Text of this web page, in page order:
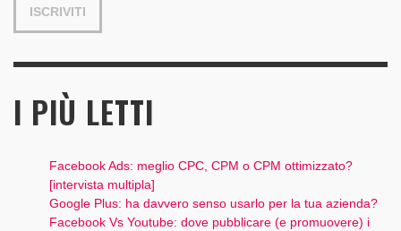
I PIÙ LETTI
Facebook Ads: meglio CPC, CPM o CPM ottimizzato?
[intervista multipla]
Google Plus: ha davvero senso usarlo per la tua azienda?
Facebook Vs Youtube: dove pubblicare (e promuovere) i